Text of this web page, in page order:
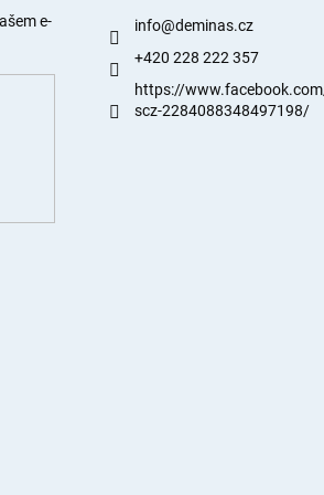
e-
info@deminas.cz
+420 228 222 357
https://
scz-2284088348497198/